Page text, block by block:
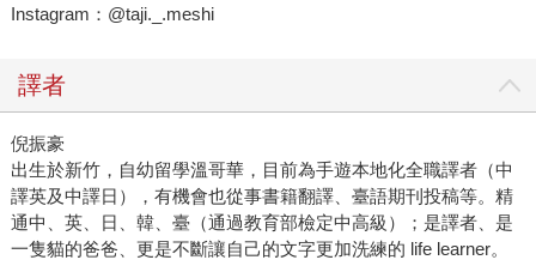
Instagram：@taji._.meshi
譯者
倪振豪
出生於新竹，自幼留學溫哥華，目前為手遊本地化全職譯者（中
譯英及中譯日），有機會也從事書籍翻譯、臺語期刊投稿等。精
通中、英、日、韓、臺（通過教育部檢定中高級）；是譯者、是
一隻貓的爸爸、更是不斷讓自己的文字更加洗練的 life learner。